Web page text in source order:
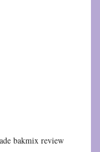
bakmix review